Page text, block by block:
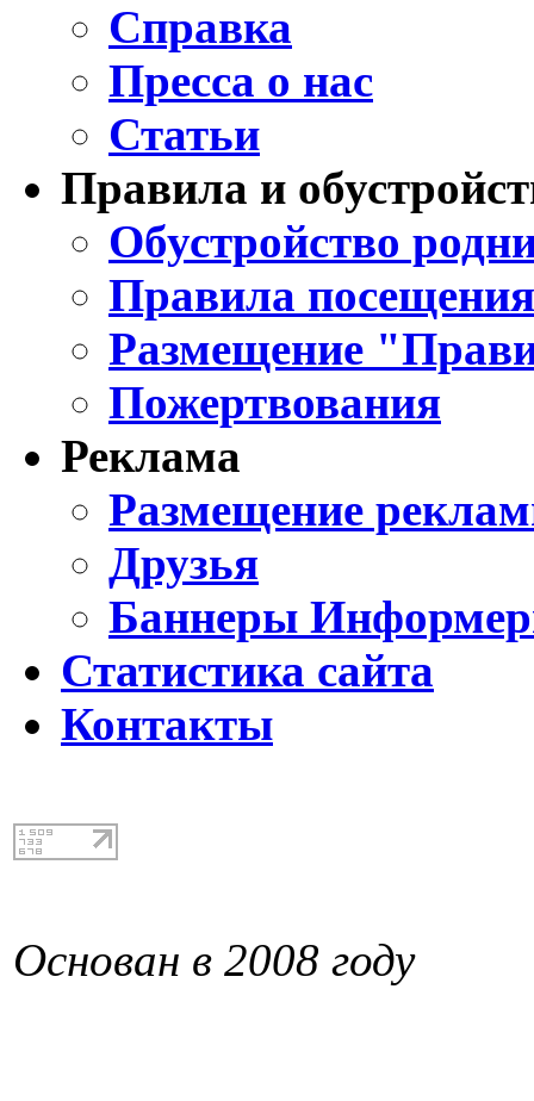
Справка
Пресса о нас
Статьи
Правила и
Обустройство
Правила
Размещение
Пожертвования
Реклама
Размещение
Друзья
Баннеры
Статистика сайта
Контакты
Основан в 2008 году